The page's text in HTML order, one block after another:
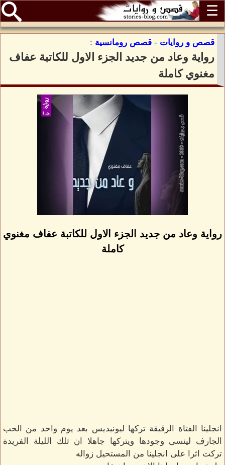
☰
قصص و روايات - قصص رومانسية :
رواية وعاد من جديد الجزء الاول للكاتبة عفاف
مغنوي كاملة
رواية وعاد من جديد الجزء الاول للكاتبة عفاف مغنوي
كاملة
انجلينا الفتاة الرقيقة تركها ليونيديس بعد يوم واحد من الحب
الجارف لينسى وجودها ويتركها جاهلا ان تلك الليلة الفريدة
تركت اثرا على انجلينا من المستحيل زواله